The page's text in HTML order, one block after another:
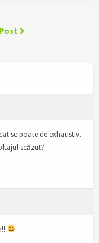
se poate de exhaustiv.
scăzut?